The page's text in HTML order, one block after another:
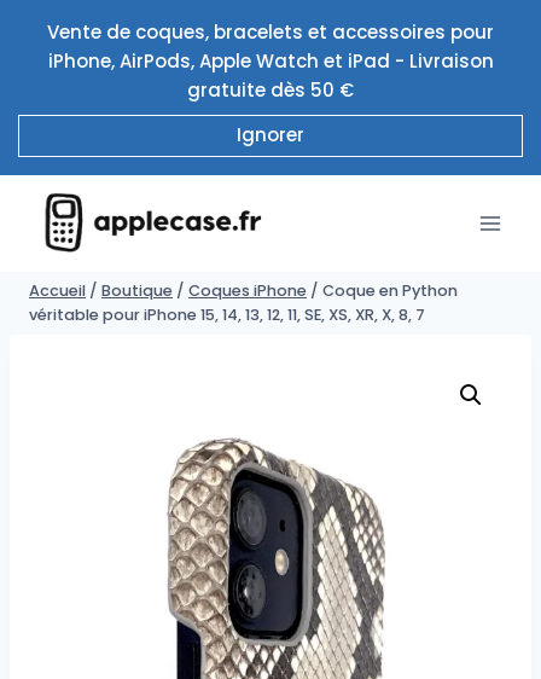
contenu
Vente de coques, bracelets et accessoires pour
iPhone, AirPods, Apple Watch et iPad - Livraison
gratuite dès 50 €
Ignorer
Accueil / Boutique / Coques iPhone / Coque en Python
véritable pour iPhone 15, 14, 13, 12, 11, SE, XS, XR, X, 8, 7